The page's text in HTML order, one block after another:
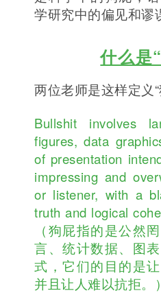
学研究中的偏见和谬
什么是
两位老师是这样定义“
Bullshit involves
figures, data
of presentation
impressing and
or listener, with a
truth and logical
（狗屁指的是公然
言、统计数据、图
式，它们的目的是
并且让人难以抗拒。）